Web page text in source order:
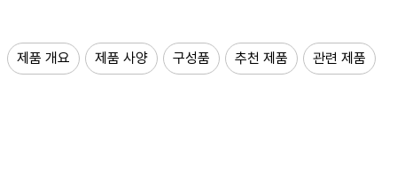
제품 개요 제품 사양 구성품 추천 제품 관련 제품